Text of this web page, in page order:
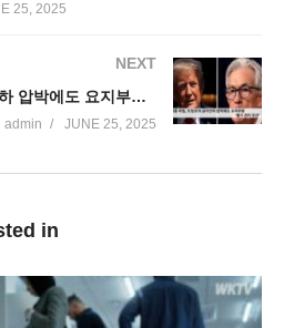
25, 2025
NEXT
제롬 파월, 트럼프의 금리인하 압박에도 요지부동 ‘물가 관리 우선’
admin JUNE 25, 2025
in